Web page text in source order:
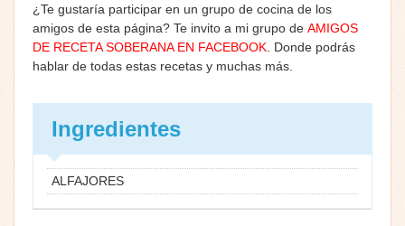
¿Te gustaría participar en un grupo de cocina de los
amigos de esta página? Te invito a mi grupo de AMIGOS
DE RECETA SOBERANA EN FACEBOOK . Donde podrás
hablar de todas estas recetas y muchas más.
Ingredientes
ALFAJORES